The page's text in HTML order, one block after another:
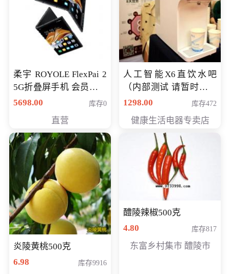
柔宇 ROYOLE FlexPai 2
5G折叠屏手机 会员专享
购买价格 4998元
5698.00 库存0
直营
人工智能X6直饮水吧
（内部测试 请暂时不要
购买）
1298.00 库存472
健康生活电器专卖店
炎陵黄桃500克
6.98
库存9916
醴陵辣椒500克
4.80
库存817
东富乡村集市 醴陵市